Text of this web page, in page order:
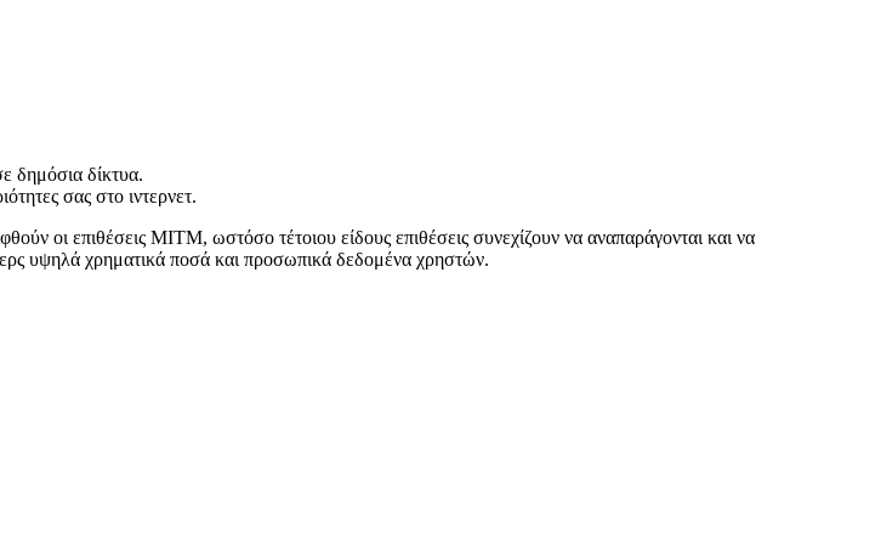
δημόσια δίκτυα.
σας στο ιντερνετ.
οι επιθέσεις MITM, ωστόσο τέτοιου είδους επιθέσεις συνεχίζουν να αναπαράγονται και να
υψηλά χρηματικά ποσά και προσωπικά δεδομένα χρηστών.